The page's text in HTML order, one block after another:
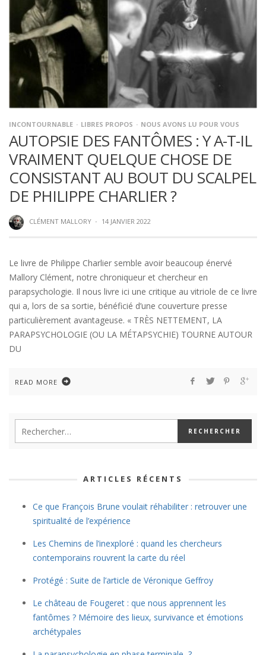
INCONTOURNABLE LIBRES PROPOS NOUS AVONS LU POUR VOUS
AUTOPSIE DES FANTÔMES : Y A-T-IL
VRAIMENT QUELQUE CHOSE DE
CONSISTANT AU BOUT DU SCALPEL
DE PHILIPPE CHARLIER ?
CLÉMENT MALLORY · 14 JANVIER 2022
Le livre de Philippe Charlier semble avoir beaucoup énervé
Mallory Clément, notre chroniqueur et chercheur en
parapsychologie. Il nous livre ici une critique au vitriole de ce livre
qui a, lors de sa sortie, bénéficié d’une couverture presse
particulièrement avantageuse. « TRÈS NETTEMENT, LA
PARAPSYCHOLOGIE (OU LA MÉTAPSYCHIE) TOURNE AUTOUR
DU
READ MORE
ARTICLES RÉCENTS
Ce que François Brune voulait réhabiliter : retrouver une
spiritualité de l’expérience
Les Chemins de l’inexploré : quand les chercheurs
contemporains rouvrent la carte du réel
Protégé : Suite de l’article de Véronique Geffroy
Le château de Fougeret : que nous apprennent les
fantômes ? Mémoire des lieux, survivance et émotions
archétypales